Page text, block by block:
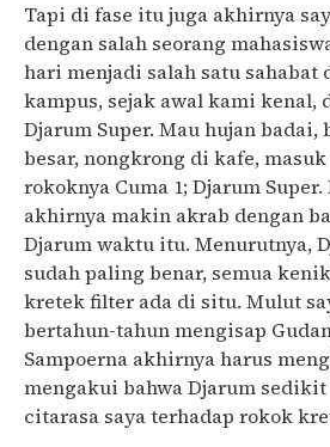
Tapi di fase itu juga akhirnya
dengan salah seorang
hari menjadi salah satu sahabat
kampus, sejak awal kami kenal,
Djarum Super. Mau hujan badai,
besar, nongkrong di kafe,
rokoknya Cuma 1; Djarum
akhirnya makin akrab dengan
Djarum waktu itu. Menurutnya,
sudah paling benar, semua
kretek filter ada di situ. Mulut
bertahun-tahun mengisap
Sampoerna akhirnya harus
mengakui bahwa Djarum sedikit
citarasa saya terhadap rokok